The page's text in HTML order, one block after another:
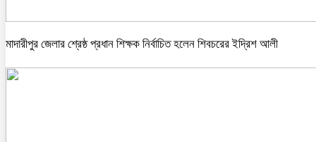
মাদারীপুর জেলার শ্রেষ্ঠ প্রধান শিক্ষক নির্বাচিত হলেন শিবচরের ইদ্রিশ আলী